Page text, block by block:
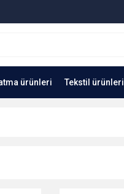
ürünleri Tekstil ürünleri